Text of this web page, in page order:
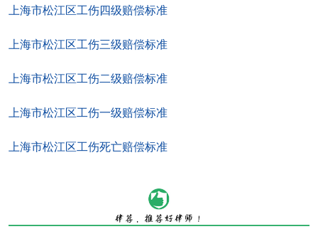
上海市松江区工伤四级赔偿标准
上海市松江区工伤三级赔偿标准
上海市松江区工伤二级赔偿标准
上海市松江区工伤一级赔偿标准
上海市松江区工伤死亡赔偿标准